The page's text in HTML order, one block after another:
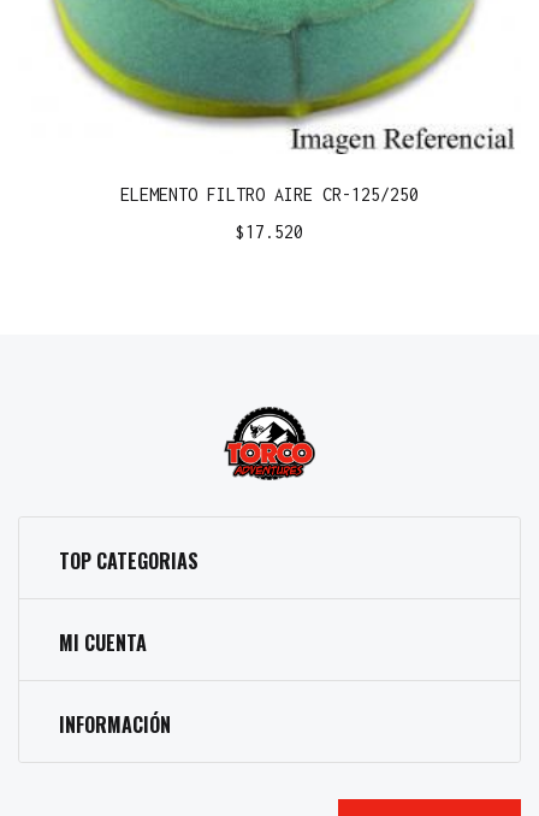
ELEMENTO FILTRO AIRE CR-125/250
$17.520
TOP CATEGORIAS
MI CUENTA
INFORMACIÓN